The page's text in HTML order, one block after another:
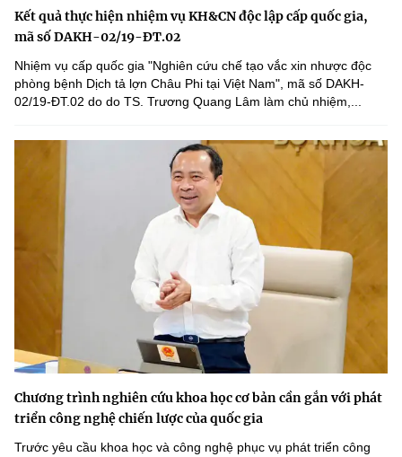
Kết quả thực hiện nhiệm vụ KH&CN độc lập cấp quốc gia,
mã số DAKH-02/19-ĐT.02
Nhiệm vụ cấp quốc gia "Nghiên cứu chế tạo vắc xin nhược độc
phòng bệnh Dịch tả lợn Châu Phi tại Việt Nam", mã số DAKH-
02/19-ĐT.02 do do TS. Trương Quang Lâm làm chủ nhiệm,...
Chương trình nghiên cứu khoa học cơ bản cần gắn với phát
triển công nghệ chiến lược của quốc gia
Trước yêu cầu khoa học và công nghệ phục vụ phát triển công